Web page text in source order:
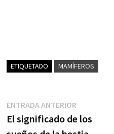
ETIQUETADO MAMÍFEROS
Navegación
de
ENTRADA ANTERIOREntrada
anterior:
El significado de los